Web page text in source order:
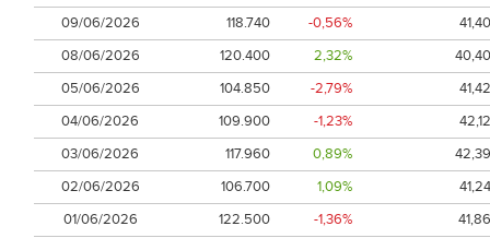
09/06/2026
118.740 -0,56%
41,40
08/06/2026
120.400 2,32%
40,40
05/06/2026
104.850 -2,79%
41,42
04/06/2026
109.900 -1,23%
42,12
03/06/2026
117.960 0,89%
42,39
02/06/2026
106.700 1,09%
41,24
01/06/2026
122.500 -1,36%
41,86